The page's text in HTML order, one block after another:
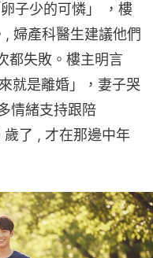
子少的可憐」 ，樓
婦產科醫生建議他們
都失敗。樓主明言
就是離婚」，妻子哭
情緒支持跟陪
了 , 才在那邊中年